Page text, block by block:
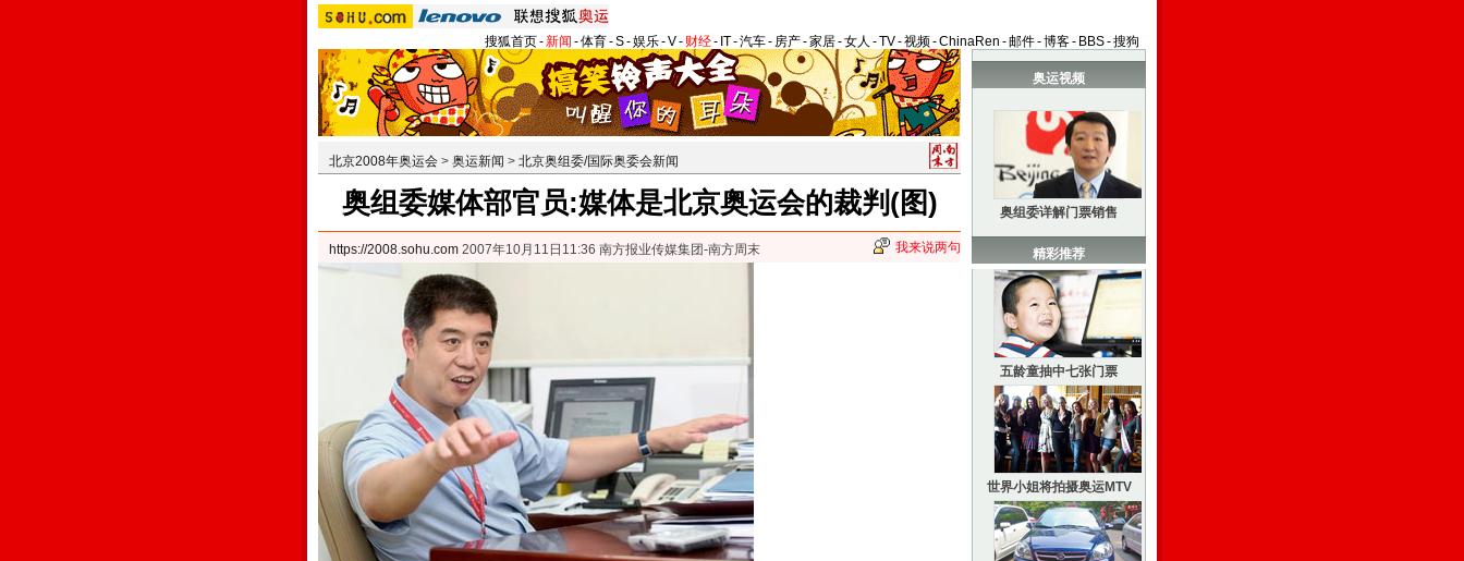
搜狐首页-新闻 -体育-S-娱乐-V- 财经- IT-汽车- 房产-家居-女人 -TV-视频-ChinaRen -邮件-博客- BBS-搜狗
北京2008年奥运会 > 奥运新闻 > 北京奥组委/国际奥委会新闻
奥组委媒体部官员:媒体是北京奥运会的裁判(图)
https://2008.sohu.com 2007年10月11日11:36 南方报业传媒集团-南方周末 我来说两句
奥运视频
奥组委详解门票销售
精彩推荐
五龄童抽中七张门票
世界小姐将拍摄奥运MTV